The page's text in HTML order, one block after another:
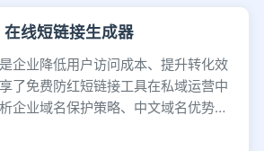
线短链接生成器
企业降低用户访问成本、提升转化效
了免费防红短链接工具在私域运营中
企业域名保护策略、中文域名优势及